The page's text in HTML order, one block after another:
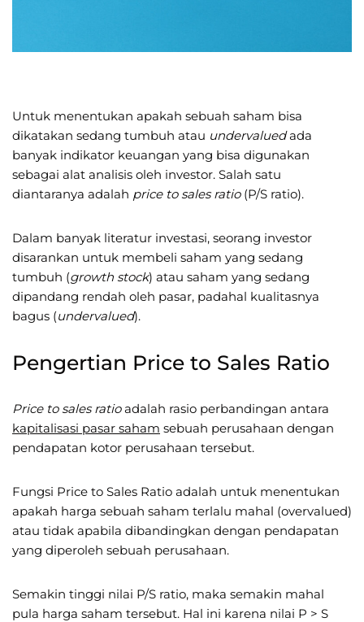
Untuk menentukan apakah sebuah saham bisa
dikatakan sedang tumbuh atau undervaluedada
banyak indikator keuangan yang bisa digunakan
sebagai alat analisis oleh investor. Salah satu
diantaranya adalah price to sales ratio(P/S ratio).
Dalam banyak literatur investasi, seorang investor
disarankan untuk membeli saham yang sedang
tumbuh (growth stock) atau saham yang sedang
dipandang rendah oleh pasar, padahal kualitasnya
bagus (undervalued).
Pengertian Price to Sales Ratio
Price to sales ratioadalah rasio perbandingan antara
kapitalisasi pasar saham sebuah perusahaan dengan
pendapatan kotor perusahaan tersebut.
Fungsi Price to Sales Ratio adalah untuk menentukan
apakah harga sebuah saham terlalu mahal (overvalued)
atau tidak apabila dibandingkan dengan pendapatan
yang diperoleh sebuah perusahaan.
Semakin tinggi nilai P/S ratio, maka semakin mahal
pula harga saham tersebut. Hal ini karena nilai P > S